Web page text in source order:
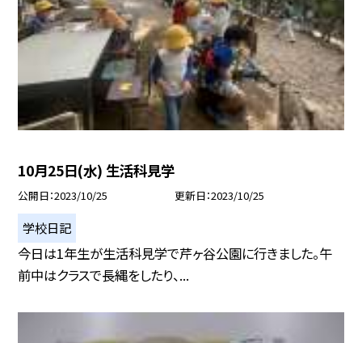
10月25日(水) 生活科見学
公開日 2023/10/25 更新日 2023/10/25
学校日記
今日は1年生が生活科見学で芹ヶ谷公園に行きました。午
前中はクラスで長縄をしたり、...